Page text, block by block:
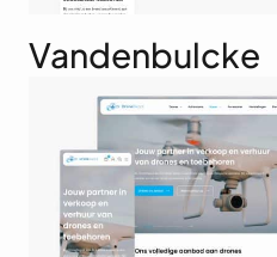
Vandenbulcke